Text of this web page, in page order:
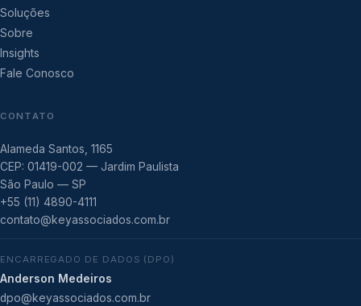
Soluções
Sobre
Insights
Fale Conosco
CONTATO
Alameda Santos, 1165
CEP: 01419-002 — Jardim Paulista
São Paulo — SP
+55 (11) 4890-4111
contato@keyassociados.com.br
ENCARREGADO DE DADOS (DPO)
Anderson Medeiros
dpo@keyassociados.com.br